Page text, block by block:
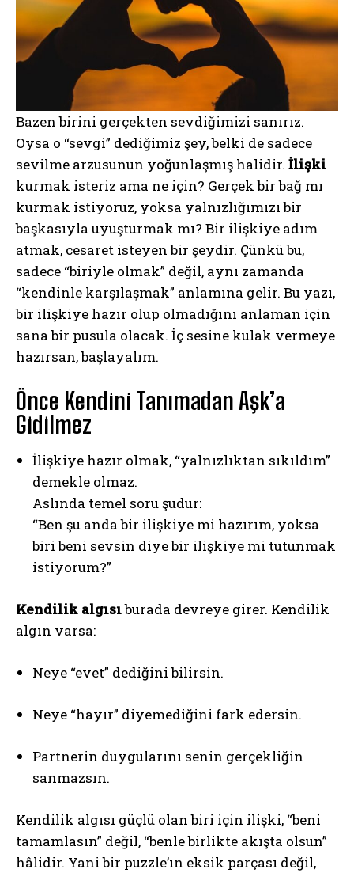
Bazen birini gerçekten sevdiğimizi sanırız.
Oysa o “sevgi” dediğimiz şey, belki de sadece
sevilme arzusunun yoğunlaşmış halidir. İlişki
kurmak isteriz ama ne için? Gerçek bir bağ mı
kurmak istiyoruz, yoksa yalnızlığımızı bir
başkasıyla uyuşturmak mı? Bir ilişkiye adım
atmak, cesaret isteyen bir şeydir. Çünkü bu,
sadece “biriyle olmak” değil, aynı zamanda
“kendinle karşılaşmak” anlamına gelir. Bu yazı,
bir ilişkiye hazır olup olmadığını anlaman için
sana bir pusula olacak. İç sesine kulak vermeye
hazırsan, başlayalım.
Önce Kendini Tanımadan Aşk’a
Gidilmez
İlişkiye hazır olmak, “yalnızlıktan sıkıldım”
demekle olmaz.
Aslında temel soru şudur:
“Ben şu anda bir ilişkiye mi hazırım, yoksa
biri beni sevsin diye bir ilişkiye mi tutunmak
istiyorum?”
Kendilik algısıburada devreye girer. Kendilik
algın varsa:
Neye “evet” dediğini bilirsin.
Neye “hayır” diyemediğini fark edersin.
Partnerin duygularını senin gerçekliğin
sanmazsın.
Kendilik algısı güçlü olan biri için ilişki, “beni
tamamlasın” değil, “benle birlikte akışta olsun”
hâlidir. Yani bir puzzle’ın eksik parçası değil,